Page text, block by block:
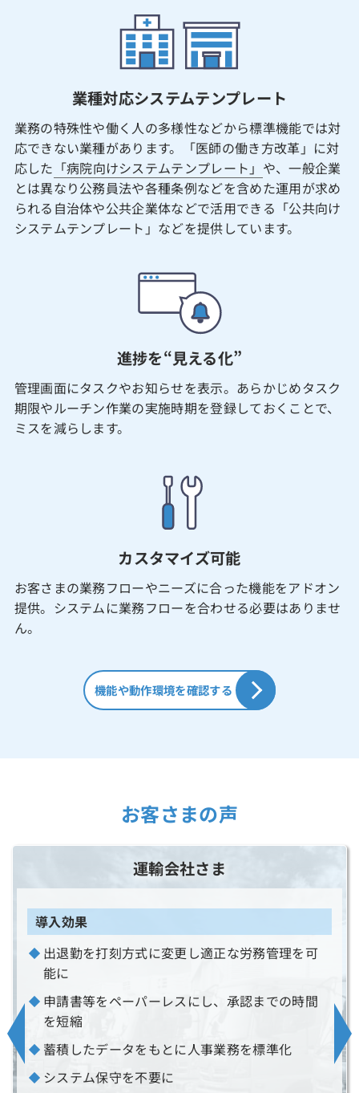
業種対応システムテンプレート
業務の特殊性や働く人の多様性などから標準機能では対
応できない業種があります。「医師の働き方改革」に対
応した 「病院向けシステムテンプレート」 や、一般企業
とは異なり公務員法や各種条例などを含めた運用が求め
られる自治体や公共企業体などで活用できる「公共向け
システムテンプレート」などを提供しています。
進捗を“見える化”
管理画面にタスクやお知らせを表示。あらかじめタスク
期限やルーチン作業の実施時期を登録しておくことで、
ミスを減らします。
カスタマイズ可能
お客さまの業務フローやニーズに合った機能をアドオン
提供。システムに業務フローを合わせる必要はありませ
ん。
機能や動作環境を確認する
お客さまの声
運輸会社さま
導入効果
出退勤を打刻方式に変更し適正な労務管理を可
能に
申請書等をペーパーレスにし、承認までの時間
を短縮
蓄積したデータをもとに人事業務を標準化
システム保守を不要に